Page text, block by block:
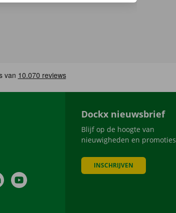
LinkedInYouTube
Dockx nieuwsbrief
Blijf op de hoogte van
nieuwigheden en promoties
INSCHRIJVEN